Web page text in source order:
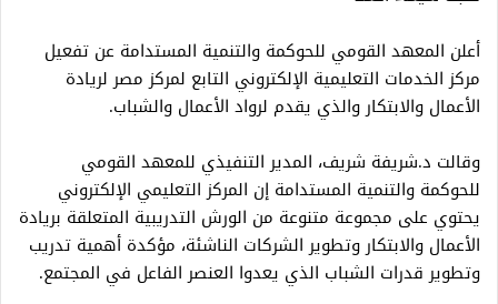
أعلن المعهد القومي للحوكمة والتنمية المستدامة عن تفعيل
مركز الخدمات التعليمية الإلكتروني التابع لمركز مصر لريادة
الأعمال والابتكار والذي يقدم لرواد الأعمال والشباب.
وقالت د.شريفة شريف، المدير التنفيذي للمعهد القومي
للحوكمة والتنمية المستدامة إن المركز التعليمي الإلكتروني
يحتوي على مجموعة متنوعة من الورش التدريبية المتعلقة بريادة
الأعمال والابتكار وتطوير الشركات الناشئة، مؤكدة أهمية تدريب
وتطوير قدرات الشباب الذي يعدوا العنصر الفاعل في المجتمع.